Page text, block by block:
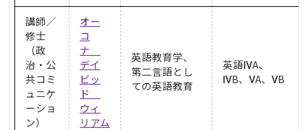
講師／
修士
（政
治・公
共コミ
ュニケ
ーショ
ン）
オー
コ
ナ
デイ
ビッ
ド
ウィ
リアム
英語教育学、
第二言語とし
ての英語教育
英語ⅣA、
ⅣB、ⅤA、ⅤB